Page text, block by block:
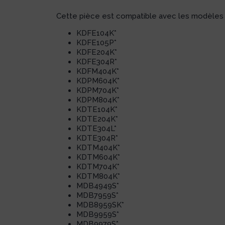
Cette pièce est compatible avec les modèles
KDFE104K*
KDFE105P*
KDFE204K*
KDFE304R*
KDFM404K*
KDPM604K*
KDPM704K*
KDPM804K*
KDTE104K*
KDTE204K*
KDTE304L*
KDTE304R*
KDTM404K*
KDTM604K*
KDTM704K*
KDTM804K*
MDB4949S*
MDB7959S*
MDB8959SK*
MDB9959S*